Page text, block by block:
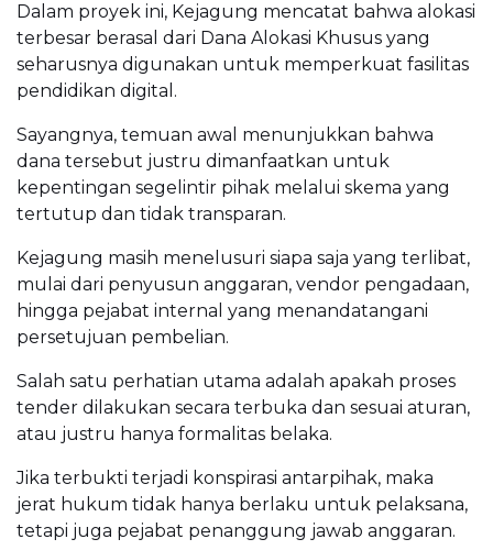
Dalam proyek ini, Kejagung mencatat bahwa alokasi
terbesar berasal dari Dana Alokasi Khusus yang
seharusnya digunakan untuk memperkuat fasilitas
pendidikan digital.
Sayangnya, temuan awal menunjukkan bahwa
dana tersebut justru dimanfaatkan untuk
kepentingan segelintir pihak melalui skema yang
tertutup dan tidak transparan.
Kejagung masih menelusuri siapa saja yang terlibat,
mulai dari penyusun anggaran, vendor pengadaan,
hingga pejabat internal yang menandatangani
persetujuan pembelian.
Salah satu perhatian utama adalah apakah proses
tender dilakukan secara terbuka dan sesuai aturan,
atau justru hanya formalitas belaka.
Jika terbukti terjadi konspirasi antarpihak, maka
jerat hukum tidak hanya berlaku untuk pelaksana,
tetapi juga pejabat penanggung jawab anggaran.